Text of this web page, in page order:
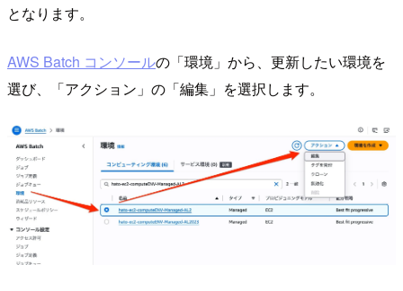
となります。
AWS Batch コンソールの「環境」から、更新したい環境を
選び、「アクション」の「編集」を選択します。